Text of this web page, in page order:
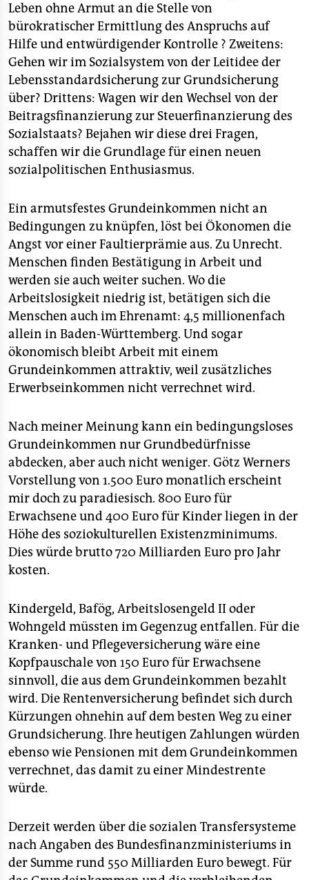
Leben ohne Armut an die Stelle von
bürokratischer Ermittlung des Anspruchs auf
Hilfe und entwürdigender Kontrolle ? Zweitens:
Gehen wir im Sozialsystem von der Leitidee der
Lebensstandardsicherung zur Grundsicherung
über? Drittens: Wagen wir den Wechsel von der
Beitragsfinanzierung zur Steuerfinanzierung des
Sozialstaats? Bejahen wir diese drei Fragen,
schaffen wir die Grundlage für einen neuen
sozialpolitischen Enthusiasmus.
Ein armutsfestes Grundeinkommen nicht an
Bedingungen zu knüpfen, löst bei Ökonomen die
Angst vor einer Faultierprämie aus. Zu Unrecht.
Menschen finden Bestätigung in Arbeit und
werden sie auch weiter suchen. Wo die
Arbeitslosigkeit niedrig ist, betätigen sich die
Menschen auch im Ehrenamt: 4,5 millionenfach
allein in Baden-Württemberg. Und sogar
ökonomisch bleibt Arbeit mit einem
Grundeinkommen attraktiv, weil zusätzliches
Erwerbseinkommen nicht verrechnet wird.
Nach meiner Meinung kann ein bedingungsloses
Grundeinkommen nur Grundbedürfnisse
abdecken, aber auch nicht weniger. Götz Werners
Vorstellung von 1.500 Euro monatlich erscheint
mir doch zu paradiesisch. 800 Euro für
Erwachsene und 400 Euro für Kinder liegen in der
Höhe des soziokulturellen Existenzminimums.
Dies würde brutto 720 Milliarden Euro pro Jahr
kosten.
Kindergeld, Bafög, Arbeitslosengeld II oder
Wohngeld müssten im Gegenzug entfallen. Für die
Kranken- und Pflegeversicherung wäre eine
Kopfpauschale von 150 Euro für Erwachsene
sinnvoll, die aus dem Grundeinkommen bezahlt
wird. Die Rentenversicherung befindet sich durch
Kürzungen ohnehin auf dem besten Weg zu einer
Grundsicherung. Ihre heutigen Zahlungen würden
ebenso wie Pensionen mit dem Grundeinkommen
verrechnet, das damit zu einer Mindestrente
würde.
Derzeit werden über die sozialen Transfersysteme
nach Angaben des Bundesfinanzministeriums in
der Summe rund 550 Milliarden Euro bewegt. Für